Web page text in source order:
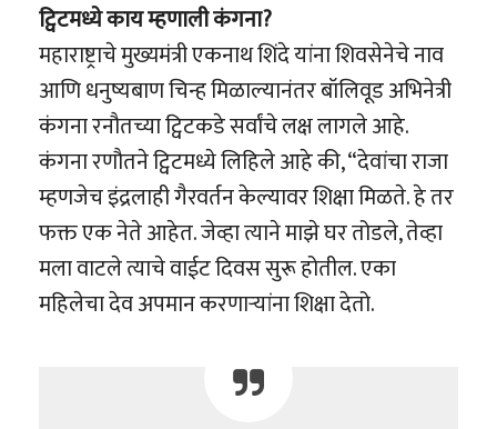
ट्विटमध्ये काय म्हणाली कंगना?
महाराष्ट्राचे मुख्यमंत्री एकनाथ शिंदे यांना शिवसेनेचे नाव
आणि धनुष्यबाण चिन्ह मिळाल्यानंतर बॉलिवूड अभिनेत्री
कंगना रनौतच्या ट्विटकडे सर्वांचे लक्ष लागले आहे.
कंगना रणौतने ट्विटमध्ये लिहिले आहे की, “देवांचा राजा
म्हणजेच इंद्रलाही गैरवर्तन केल्यावर शिक्षा मिळते. हे तर
फक्त एक नेते आहेत. जेव्हा त्याने माझे घर तोडले, तेव्हा
मला वाटले त्याचे वाईट दिवस सुरू होतील. एका
महिलेचा देव अपमान करणाऱ्यांना शिक्षा देतो.